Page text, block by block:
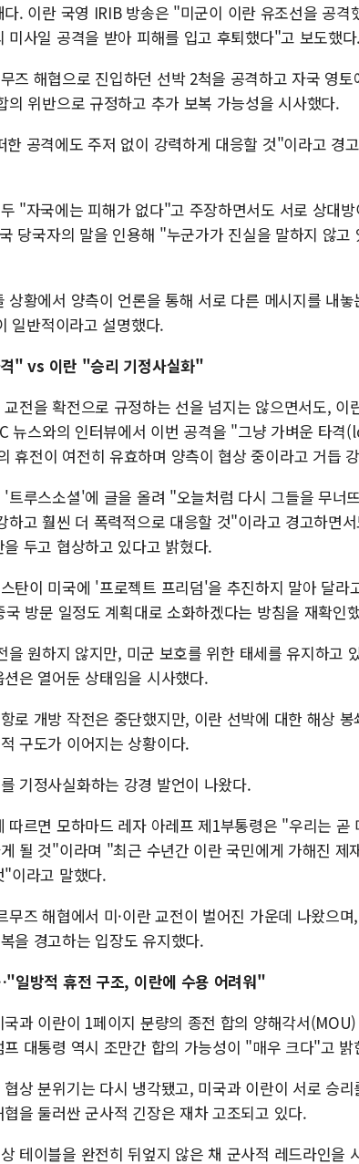
. 이란 국영 IRIB 방송은 "미군이 이란 유조선을 공격
미사일 공격을 받아 피해를 입고 후퇴했다"고 보도했다.
즈 해협으로 진입하던 선박 2척을 공격하고 자국 영
의 위반으로 규정하고 추가 보복 가능성을 시사했다.
공격에도 주저 없이 강력하게 대응할 것"이라고 경
"자국에는 피해가 없다"고 주장하면서도 서로 상대
당국자의 말을 인용해 "누군가가 진실을 말하지 않
상황에서 양측이 언론을 통해 서로 다른 메시지를 내
일반적이라고 설명했다.
" vs 이란 "승리 기정사실화"
전을 확전으로 규정하는 선을 넘지는 않으면서도, 이
뉴스와의 인터뷰에서 이번 공격을 "그냥 가벼운 타
휴전이 여전히 유효하며 양측이 협상 중이라고 거듭
트루스소셜'에 글을 올려 "오늘처럼 다시 그들을 무너
하고 훨씬 더 폭력적으로 대응할 것"이라고 경고하면
두고 협상하고 있다고 밝혔다.
탄이 미국에 '프로젝트 프리덤'을 추진하지 말아 달라
방문 일정도 계획대로 소화하겠다는 방침을 재확인
을 원하지 않지만, 미군 보호를 위한 태세를 유지하고
은 열어둔 상태임을 시사했다.
로 개방 작전은 중단했지만, 이란 선박에 대한 해상
구도가 이어지는 상황이다.
기정사실화하는 강경 발언이 나왔다.
따르면 모하마드 레자 아레프 제1부통령은 "우리는 곧
될 것"이라며 "최근 수년간 이란 국민에게 가해진 제
이라고 말했다.
무즈 해협에서 미·이란 교전이 벌어진 가운데 나왔으
을 경고하는 입장도 유지했다.
방적 휴전 구조, 이란에 수용 어려워"
과 이란이 1페이지 분량의 종전 합의 양해각서
대통령 역시 조만간 합의 가능성이 "매우 크다"고 밝
상 분위기는 다시 냉각됐고, 미국과 이란이 서로 승
을 둘러싼 군사적 긴장은 재차 고조되고 있다.
테이블을 완전히 뒤엎지 않은 채 군사적 레드라인을